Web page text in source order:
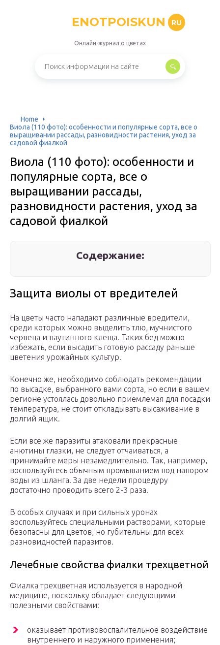
ENOTPOISKUN RU
Онлайн-журнал о цветах
Home
Виола (110 фото): особенности и популярные сорта, все о
выращивании рассады, разновидности растения, уход за
садовой фиалкой
Виола (110 фото): особенности и
популярные сорта, все о
выращивании рассады,
разновидности растения, уход за
садовой фиалкой
Содержание:
Защита виолы от вредителей
На цветы часто нападают различные вредители,
среди которых можно выделить тлю, мучнистого
червеца и паутинного клеща. Таких бед можно
избежать, если высадить готовую рассаду раньше
цветения урожайных культур.
Конечно же, необходимо соблюдать рекомендации
по высадке, выбранного вами сорта, но если в вашем
регионе устоялась довольно приемлемая для посадки
температура, не стоит откладывать высаживание в
долгий ящик.
Если все же паразиты атаковали прекрасные
анютины глазки, не следует отчаиваться, а
принимайте меры незамедлительно. Так, например,
воспользуйтесь обычным промыванием под напором
воды из шланга. За две недели процедуру
достаточно проводить всего 2-3 раза.
В особых случаях и при сильных уронах
воспользуйтесь специальными растворами, которые
безопасны для цветов, но губительны для всех
разновидностей паразитов.
Лечебные свойства фиалки трехцветной
Фиалка трехцветная используется в народной
медицине, поскольку обладает следующими
полезными свойствами:
оказывает противовоспалительное воздействие
внутреннего и наружного применения;